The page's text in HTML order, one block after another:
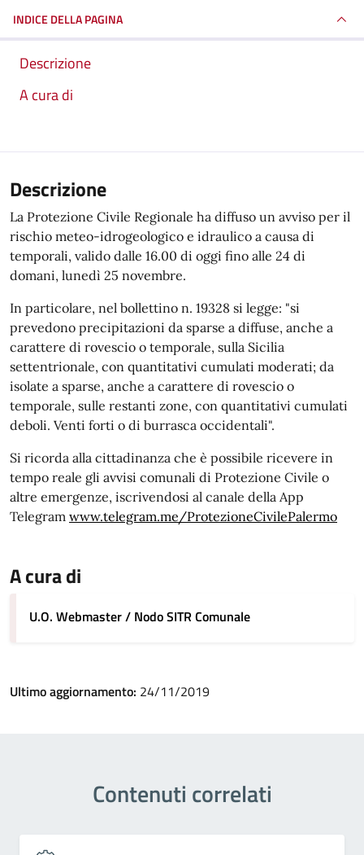
INDICE DELLA PAGINA
Descrizione
A cura di
Descrizione
La Protezione Civile Regionale ha diffuso un avviso per il
rischio meteo-idrogeologico e idraulico a causa di
temporali, valido dalle 16.00 di oggi fino alle 24 di
domani, lunedì 25 novembre.
In particolare, nel bollettino n. 19328 si legge: "si
prevedono precipitazioni da sparse a diffuse, anche a
carattere di rovescio o temporale, sulla Sicilia
settentrionale, con quantitativi cumulati moderati; da
isolate a sparse, anche a carattere di rovescio o
temporale, sulle restanti zone, con quantitativi cumulati
deboli. Venti forti o di burrasca occidentali".
Si ricorda alla cittadinanza che è possibile ricevere in
tempo reale gli avvisi comunali di Protezione Civile o
altre emergenze, iscrivendosi al canale della App
Telegram www.telegram.me/ProtezioneCivilePalermo
A cura di
U.O. Webmaster / Nodo SITR Comunale
Ultimo aggiornamento: 24/11/2019
Contenuti correlati